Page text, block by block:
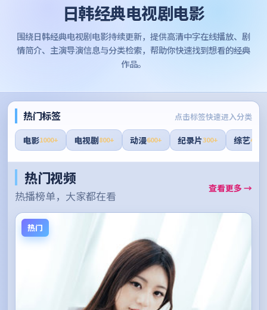
日韩经典电视剧电影
围绕日韩经典电视剧电影持续更新，提供高清中字在线播放、剧
情简介、主演导演信息与分类检索，帮助你快速找到想看的经典
作品。
热门标签 点击标签快速进入分类
电影1000+ 电视剧800+ 动漫600+ 纪录片300+ 综艺400+
热门视频
热播榜单，大家都在看
查看更多 →
热门